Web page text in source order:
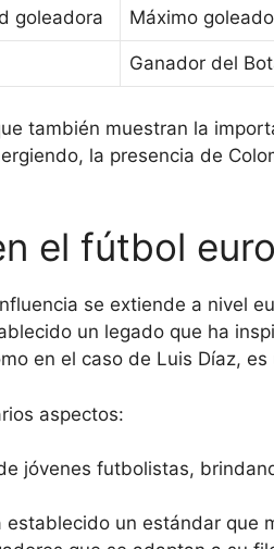
goleadora Máximo
Ganador del
también muestran la
la presencia de
el fútbol
se extiende a nivel
un legado que ha
en el caso de Luis Díaz,
aspectos:
jóvenes futbolistas,
un estándar que